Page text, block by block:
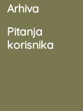
Arhiva
Pitanja
korisnika